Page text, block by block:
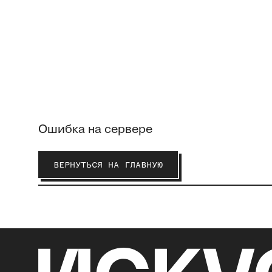
Ошибка на сервере
ВЕРНУТЬСЯ НА ГЛАВНУЮ